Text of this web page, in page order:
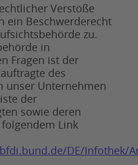
Verstöße
ein Beschwerderecht
zu.
in
Fragen ist der
des
unser Unternehmen
der
sowie deren
Link
DE/Infothek/